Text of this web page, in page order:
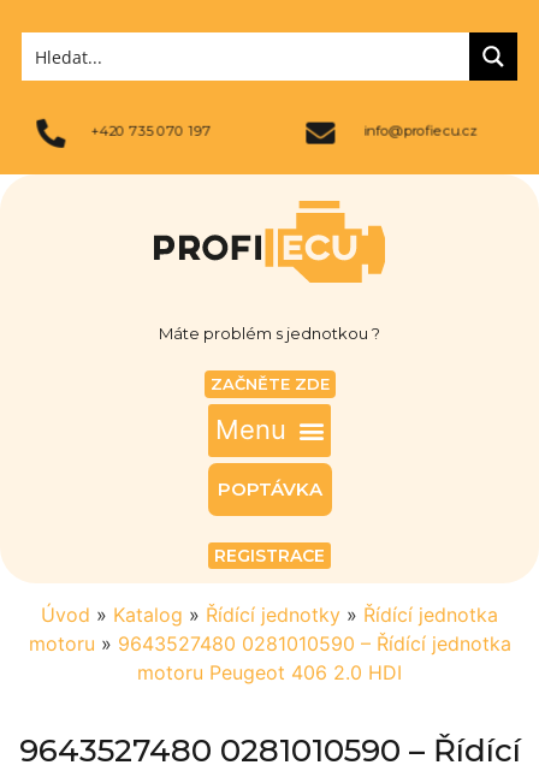
+420 735 070 197 info@profiecu.cz
Máte problém s jednotkou ?
ZAČNĚTE ZDE
POPTÁVKA
REGISTRACE
Úvod » Katalog » Řídící jednotky » Řídící jednotka
motoru » 9643527480 0281010590 – Řídící jednotka
motoru Peugeot 406 2.0 HDI
9643527480 0281010590 – Řídící